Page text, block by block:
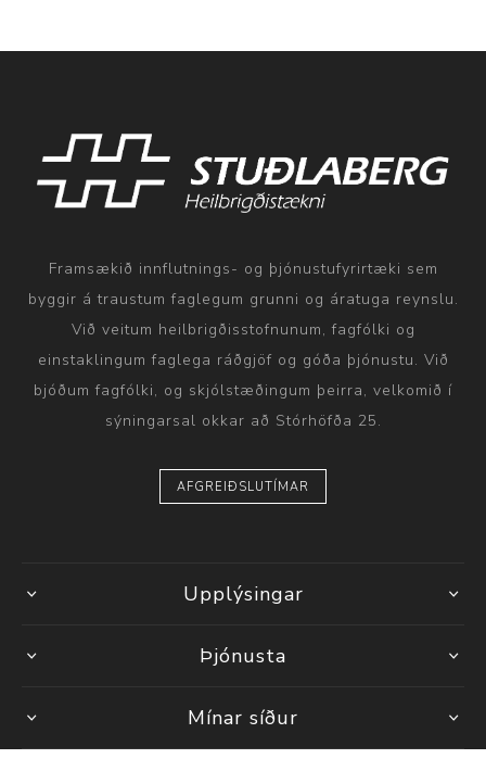
Framsækið innflutnings- og þjónustufyrirtæki sem
byggir á traustum faglegum grunni og áratuga reynslu.
Við veitum heilbrigðisstofnunum, fagfólki og
einstaklingum faglega ráðgjöf og góða þjónustu. Við
bjóðum fagfólki, og skjólstæðingum þeirra, velkomið í
sýningarsal okkar að Stórhöfða 25.
AFGREIÐSLUTÍMAR
Upplýsingar
Þjónusta
Mínar síður